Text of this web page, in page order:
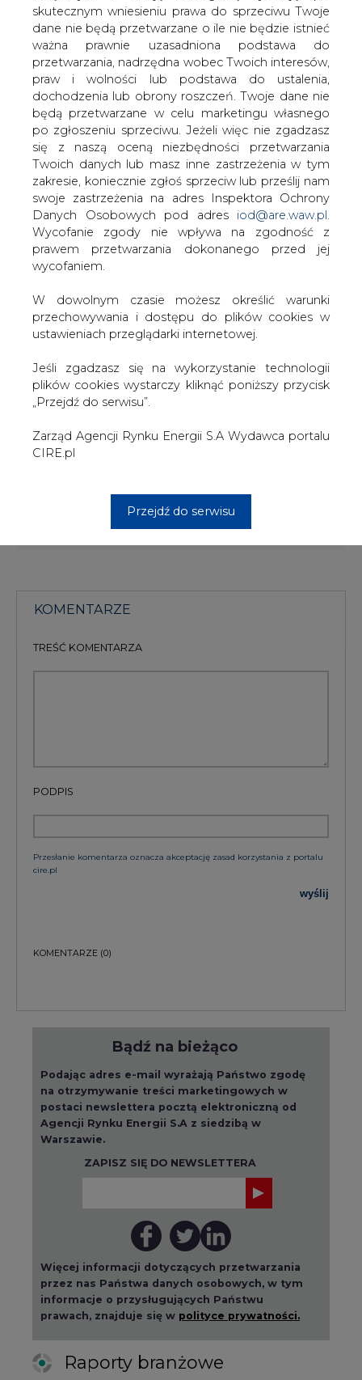
skutecznym wniesieniu prawa do sprzeciwu Twoje
dane nie będą przetwarzane o ile nie będzie istnieć
ważna prawnie uzasadniona podstawa do
przetwarzania, nadrzędna wobec Twoich interesów,
praw i wolności lub podstawa do ustalenia,
dochodzenia lub obrony roszczeń. Twoje dane nie
będą przetwarzane w celu marketingu własnego
po zgłoszeniu sprzeciwu. Jeżeli więc nie zgadzasz
się z naszą oceną niezbędności przetwarzania
Twoich danych lub masz inne zastrzeżenia w tym
zakresie, koniecznie zgłoś sprzeciw lub prześlij nam
swoje zastrzeżenia na adres Inspektora Ochrony
Danych Osobowych pod adres iod@are.waw.pl
Wycofanie zgody nie wpływa na zgodność z
prawem przetwarzania dokonanego przed jej
wycofaniem.
W dowolnym czasie możesz określić warunki
przechowywania i dostępu do plików cookies w
ustawieniach przeglądarki internetowej.
Jeśli zgadzasz się na wykorzystanie technologii
plików cookies wystarczy kliknąć poniższy przycisk
„Przejdź do serwisu”.
Zarząd Agencji Rynku Energii S.A Wydawca portalu
CIRE.pl
Przejdź do serwisu
projektem to 1 mld euro, poinformował
w poniedziałek prezes CEZ Martin
Roman.
"Obecnie zaczynamy studium wykonalności budowy do
660 MW nowych mocy w Elektrowni Skawina" -
powiedział Roman podczas konferencji prasowej.
Według niego, koszt przedsięwzięcia wyniósłby do 1 mld
euro, a w optymistycznym scenariuszu nowa elektrownia
w Skawinie rozpoczęłaby produkcję w 2014-2015 roku.
Obecnie moc Elektrowni Skawina wynosi 590 MW.
W 2006 roku grupa CEZ nabyła dwie polskie spółki:
Elektrociepłownię Chorzów Elcho i Elektrownię Skawina.
Grupa CEZ miała - według wstępnych danych - 28,76 mld
CZK skonsolidowanego zysku netto w 2006 roku wobec
22,28 mld CZK zysku rok wcześniej. Skonsolidowane
CZK rok wcześniej.
Według kursu średniego Narodowego Banku Polskiego
0,1372 zł.
Artykuł powstał bez wsparcia narzędzi sztucznej inteligencji.
Wydawca portalu CIRE zgadza się na włączenie publikacji do
KOMENTARZE
TREŚĆ KOMENTARZA
PODPIS
Przesłanie komentarza oznacza akceptację zasad korzystania z portalu
cire.pl
wyślij
KOMENTARZE (0)
Bądź na bieżąco
Podając adres e-mail wyrażają Państwo zgodę
na otrzymywanie treści marketingowych w
postaci newslettera pocztą elektroniczną od
Agencji Rynku Energii S.A z siedzibą w
Warszawie.
ZAPISZ SIĘ DO NEWSLETTERA
Więcej informacji dotyczących przetwarzania
przez nas Państwa danych osobowych, w tym
informacje o przysługujących Państwu
prawach, znajduje się w polityce prywatności.
Raporty branżowe